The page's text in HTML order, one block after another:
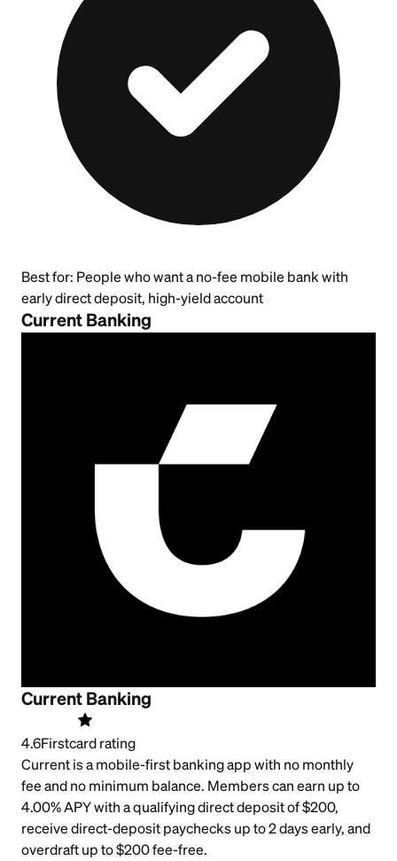
Best for: People who want a no-fee mobile bank with
early direct deposit, high-yield account
Current Banking
Current Banking
4.6Firstcard rating
Current is a mobile-first banking app with no monthly
fee and no minimum balance. Members can earn up to
4.00% APY with a qualifying direct deposit of $200,
receive direct-deposit paychecks up to 2 days early, and
overdraft up to $200 fee-free.